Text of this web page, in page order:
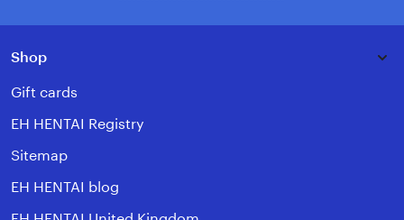
Shop
Gift cards
EH HENTAI Registry
Sitemap
EH HENTAI blog